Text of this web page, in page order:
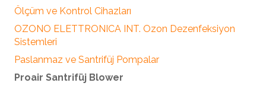
Ölçüm ve Kontrol Cihazları
OZONO ELETTRONICA INT. Ozon Dezenfeksiyon
Sistemleri
Paslanmaz ve Santrifüj Pompalar
Proair Santrifüj Blower